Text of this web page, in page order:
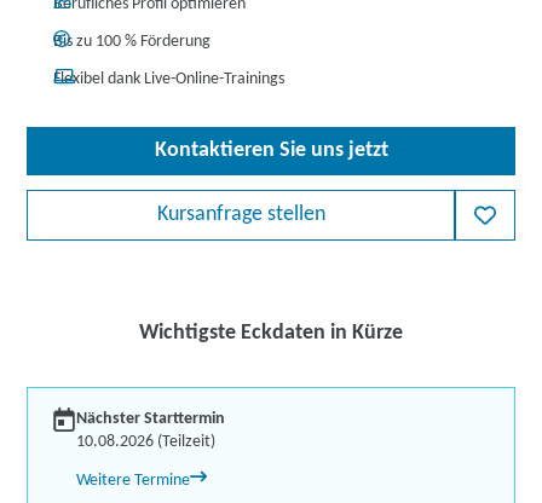
Berufliches Profil optimieren
Bis zu 100 % Förderung
Flexibel dank Live-Online-Trainings
Kontaktieren Sie uns jetzt
Kursanfrage stellen
Wichtigste Eckdaten in Kürze
Nächster Starttermin
10.08.2026 (Teilzeit)
Weitere Termine